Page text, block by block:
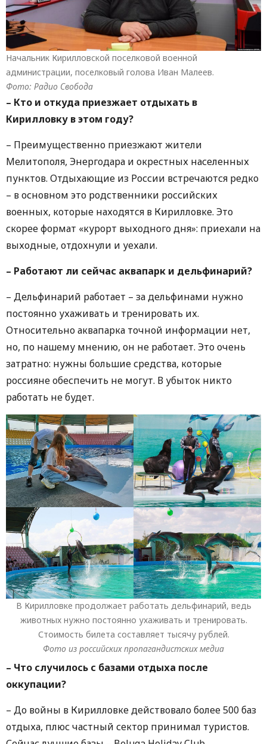
Начальник Кирилловской поселковой военной
администрации, поселковый голова Иван Малеев.
Фото: Радио Свобода
– Кто и откуда приезжает отдыхать в
Кирилловку в этом году?
– Преимущественно приезжают жители
Мелитополя, Энергодара и окрестных населенных
пунктов. Отдыхающие из России встречаются редко
– в основном это родственники российских
военных, которые находятся в Кирилловке. Это
скорее формат «курорт выходного дня»: приехали на
выходные, отдохнули и уехали.
– Работают ли сейчас аквапарк и дельфинарий?
– Дельфинарий работает – за дельфинами нужно
постоянно ухаживать и тренировать их.
Относительно аквапарка точной информации нет,
но, по нашему мнению, он не работает. Это очень
затратно: нужны большие средства, которые
россияне обеспечить не могут. В убыток никто
работать не будет.
В Кирилловке продолжает работать дельфинарий, ведь
животных нужно постоянно ухаживать и тренировать.
Стоимость билета составляет тысячу рублей.
Фото из российских пропагандистских медиа
– Что случилось с базами отдыха после
оккупации?
– До войны в Кирилловке действовало более 500 баз
отдыха, плюс частный сектор принимал туристов.